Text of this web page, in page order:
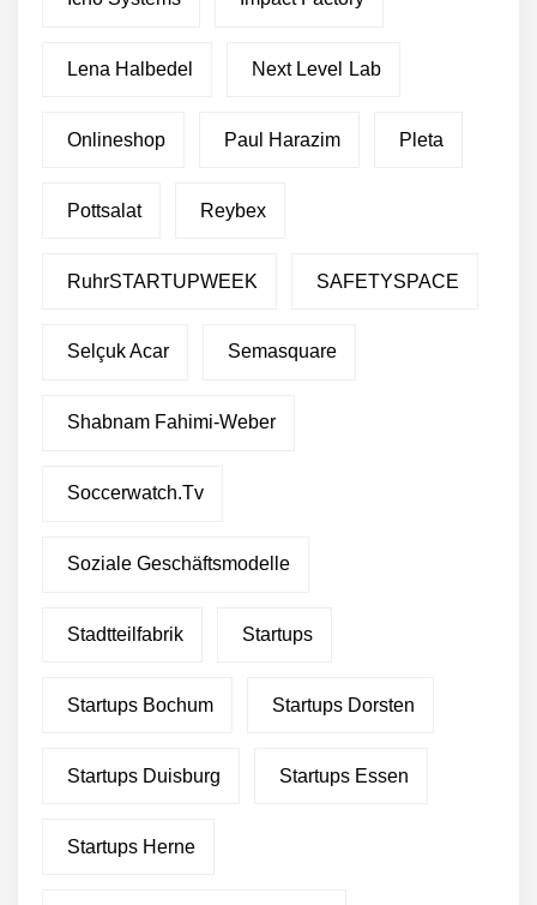
Lena Halbedel Next Level Lab
Onlineshop Paul Harazim Pleta
Pottsalat Reybex
RuhrSTARTUPWEEK SAFETYSPACE
Selçuk Acar Semasquare
Shabnam Fahimi-Weber
Soccerwatch.tv
Soziale Geschäftsmodelle
Stadtteilfabrik Startups
Startups Bochum Startups Dorsten
Startups Duisburg Startups Essen
Startups Herne